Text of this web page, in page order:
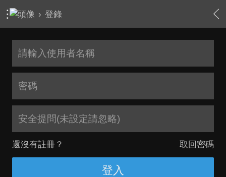
› 登錄
安全提問(未設定請忽略)
還沒有註冊？ 取回密碼
登入